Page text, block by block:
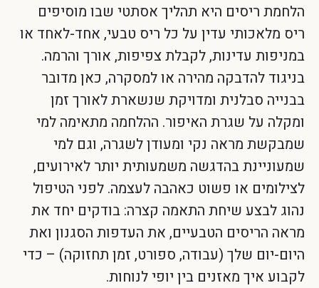
הלחמת ריסים היא תהליך אסתטי שבו מוסיפים
ריס מלאכותי עדין על כל ריס טבעי, אחד-לאחד או
במניפות עדינות, לקבלת צפיפות, אורך והרמה.
בניגוד להדבקה מהירה או למסקרה, כאן מדובר
בבנייה סבלנית ומדויקת שנשארת לאורך זמן
ומקלה על שגרת האיפור. ההלחמה מתאימה למי
שמבקשת מראה נקי ומעודן לשגרה, וגם למי
שמעוניינת בהדגשה משמעותית יותר לאירועים,
לצילומים או פשוט כאהבה לעצמה. לפני הטיפול
נהוג לבצע שיחת התאמה קצרה: בודקים יחד את
מראה הריסים הטבעיים, את העדפות הסגנון ואת
היום-יום שלך (עבודה, ספורט, זמן תחזוקה) – כדי
לקבוע איך מאזנים בין יופי לנוחות.